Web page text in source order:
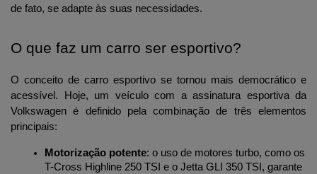
de fato, se adapte às suas necessidades.
O que faz um carro ser esportivo?
O conceito de carro esportivo se tornou mais democrático e
acessível. Hoje, um veículo com a assinatura esportiva da
Volkswagen é definido pela combinação de três elementos
principais:
Motorização potente: o uso de motores turbo, como os
T-Cross Highline 250 TSI e o Jetta GLI 350 TSI, garante